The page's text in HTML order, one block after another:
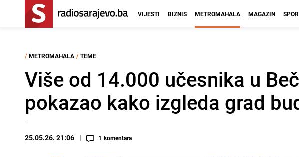
VIJESTI BIZNIS METROMAHALA MAGAZIN
/ METROMAHALA / TEME
Više od 14.000 učesnika u
pokazao kako izgleda grad
25.05.26. 21:06 1 komentara